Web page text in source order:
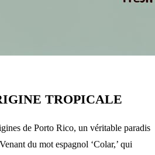
TROPICALE
de Porto Rico, un véritable paradis
du mot espagnol ‘Colar,’ qui